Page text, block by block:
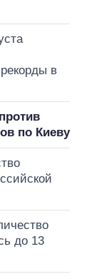
в
по Киеву
до 13